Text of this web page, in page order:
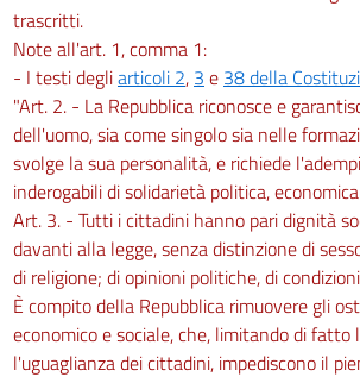
trascritti.
Note all'art. 1, comma 1:
- I testi degliarticoli 2, 3 e 38 della
"Art. 2. - La Repubblica riconosce e
dell'uomo, sia come singolo sia nelle
svolge la sua personalità, e richiede
inderogabili di solidarietà politica,
Art. 3. - Tutti i cittadini hanno pari dignità
davanti alla legge, senza distinzione di
di religione; di opinioni politiche, di
È compito della Repubblica rimuovere gli
economico e sociale, che, limitando di fatto
l'uguaglianza dei cittadini, impediscono il